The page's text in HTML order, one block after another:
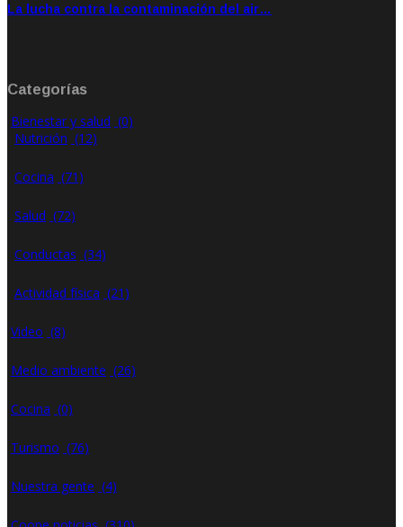
La lucha contra la contaminación del air…
Categorías
Bienestar y salud (0)
Nutrición (12)
Cocina (71)
Salud (72)
Conductas (34)
Actividad física (21)
Video (8)
Medio ambiente (26)
Cocina (0)
Turismo (76)
Nuestra gente (4)